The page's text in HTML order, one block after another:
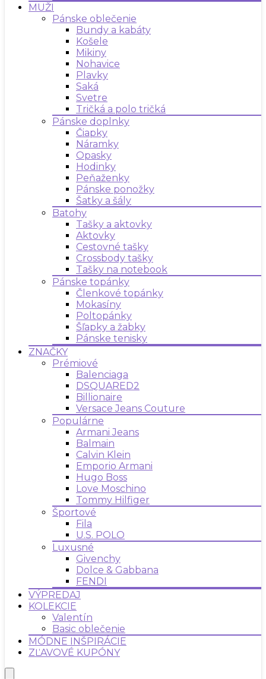
MUŽI
Pánske oblečenie
Bundy a kabáty
Košele
Mikiny
Nohavice
Plavky
Saká
Svetre
Tričká a polo tričká
Pánske doplnky
Čiapky
Náramky
Opasky
Hodinky
Peňaženky
Pánske ponožky
Šatky a šály
Batohy
Tašky a aktovky
Aktovky
Cestovné tašky
Crossbody tašky
Tašky na notebook
Pánske topánky
Členkové topánky
Mokasíny
Poltopánky
Šľapky a žabky
Pánske tenisky
ZNAČKY
Prémiové
Balenciaga
DSQUARED2
Billionaire
Versace Jeans Couture
Populárne
Armani Jeans
Balmain
Calvin Klein
Emporio Armani
Hugo Boss
Love Moschino
Tommy Hilfiger
Športové
Fila
U.S. POLO
Luxusné
Givenchy
Dolce & Gabbana
FENDI
VÝPREDAJ
KOLEKCIE
Valentín
Basic oblečenie
MÓDNE INŠPIRÁCIE
ZĽAVOVÉ KUPÓNY